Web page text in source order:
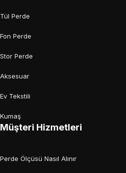
Tül Perde
Fon Perde
Stor Perde
Aksesuar
Ev Tekstili
Kumaş
Müşteri Hizmetleri
Perde Ölçüsü Nasıl Alınır